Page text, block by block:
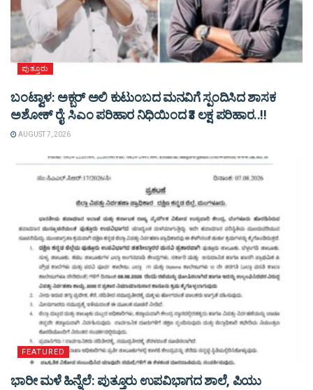
ಪುತ್ತೂರು
ಬಂಟ್ವಾಳ: ಅಕ್ಬರ್ ಅಲಿ ಕುಟುಂಬದ ಮನವಿಗೆ ಸ್ಪಂದಿಸಿದ ಶಾಸಕ
ಅಶೋಕ್ ರೈ: ಸಿಎಂ ಪರಿಹಾರ ನಿಧಿಯಿಂದ ₹3 ಲಕ್ಷ ಪರಿಹಾರ..!!
AUGUST 7, 2026
FEATURED
ಭಾರೀ ಮಳೆ ಹಿನ್ನೆಲೆ: ಪುತ್ತೂರು ಉಪವಿಭಾಗದ ಶಾಲೆ, ಪಿಯು